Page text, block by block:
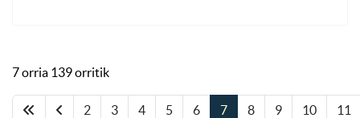
7 orria 139 orritik
2 3 4 5 6 7 8 9 10 11